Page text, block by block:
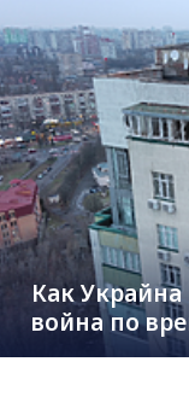
Как Украйна
война по